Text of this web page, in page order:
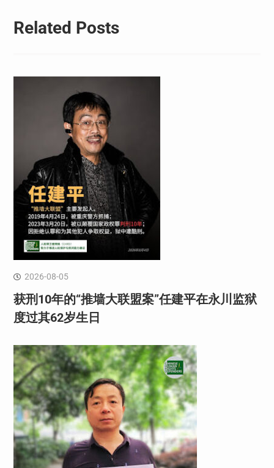
Related Posts
2026-08-05
获刑10年的“推墙大联盟案”任建平在永川监狱
度过其62岁生日